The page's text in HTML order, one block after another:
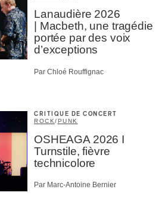
Lanaudière 2026
| Macbeth, une tragédie
portée par des voix
d’exceptions
Par Chloé Rouffignac
CRITIQUE DE CONCERT
ROCK/PUNK
OSHEAGA 2026 I
Turnstile, fièvre
technicolore
Par Marc-Antoine Bernier